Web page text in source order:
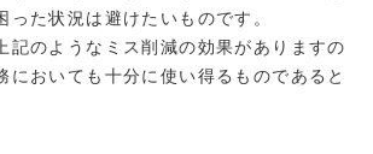
った状況は避けたいものです。
記のようなミス削減の効果がありますの
においても十分に使い得るものであると